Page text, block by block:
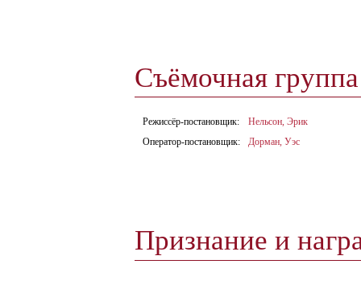
Съёмочная
Режиссёр-постановщик:
Нельсон, Эрик
Оператор-постановщик:
Дорман, Уэс
Признание и